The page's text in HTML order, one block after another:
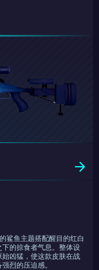
鲨鱼主题搭配醒目的红白
的掠食者气息。整体设
凶猛，使这款皮肤在战
烈的压迫感。